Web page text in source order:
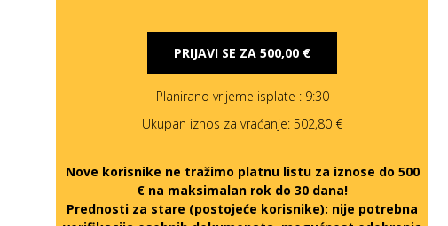
PRIJAVI SE ZA 500,00 €
Planirano vrijeme isplate : 9:30
Ukupan iznos za vraćanje: 502,80 €
Nove korisnike ne tražimo platnu listu za iznose do 500
€ na maksimalan rok do 30 dana!
Prednosti za stare (postojeće korisnike): nije potrebna